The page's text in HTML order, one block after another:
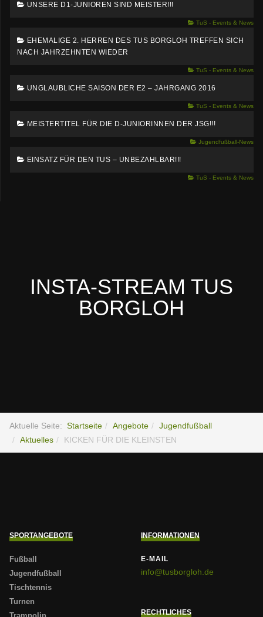
UNSERE D1-JUNIOREN SIND MEISTER!!!
TuS - Events & News
EHEMALIGE 2. HERREN DES TUS BORGLOH TREFFEN SICH
NACH JAHRZEHNTEN WIEDER
TuS - Events & News
UNGLAUBLICHE SAISON DER E2 – JAHRGANG 2016
TuS - Events & News
MEISTERTITEL FÜR DIE D-JUNIORINNEN DER JSG!!!
Jugendfußball-News
EINSATZ FÜR DEN TUS – UNBEZAHLBAR!!!
TuS - Events & News
INSTA-STREAM TUS
BORGLOH
Aktuelle Seite: Startseite Angebote
Jugendfußball
Aktuelles
KICKEN FÜR DIE KLEINSTEN
SPORTANGEBOTE
Fußball
Jugendfußball
Tischtennis
Turnen
INFORMATIONEN
E-MAIL
info@tusborgloh.de
RECHTLICHES